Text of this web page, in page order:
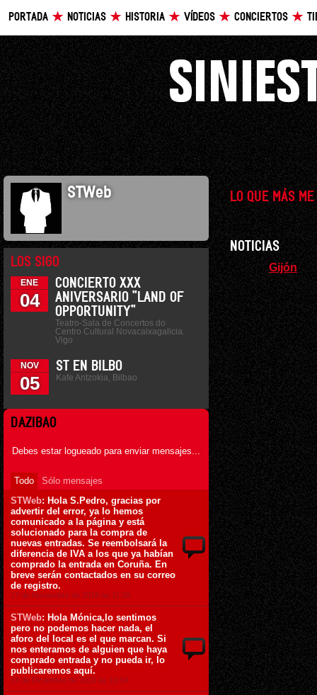
PORTADA NOTICIAS HISTORIA VÍDEOS CONCIERTOS
STWeb
LOS SIGO
ENE
04
CONCIERTO XXX
ANIVERSARIO "LAND OF
OPPORTUNITY"
Teatro-Sala de Concertos do
Centro Cultural Novacaixagalicia.
Vigo
NOV
05
ST EN BILBO
Kafe Antzokia, Bilbao
DAZIBAO
Debes estar logueado para enviar mensajes...
Todo
Sólo mensajes
STWeb: Hola S.Pedro, gracias por
advertir del error, ya lo hemos
comunicado a la página y está
solucionado para la compra de
nuevas entradas. Se reembolsará la
diferencia de IVA a los que ya habían
comprado la entrada en Coruña. En
breve serán contactados en su correo
de registro.
17 de Noviembre de 2018 ás 11:18
STWeb: Hola Mónica,lo sentimos
pero no podemos hacer nada, el
aforo del local es el que marcan. Si
nos enteramos de alguien que haya
comprado entrada y no pueda ir, lo
publicaremos aquí.
24 de Diciembre de 2016 ás 10:59
LO QUE MÁS ME
NOTICIAS
Gijón